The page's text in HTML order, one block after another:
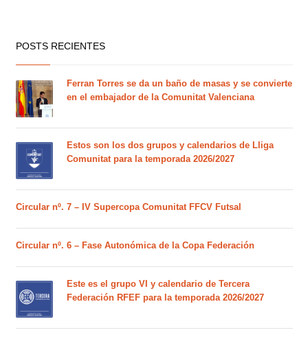
POSTS RECIENTES
Ferran Torres se da un baño de masas y se convierte
en el embajador de la Comunitat Valenciana
Estos son los dos grupos y calendarios de Lliga
Comunitat para la temporada 2026/2027
Circular nº. 7 – IV Supercopa Comunitat FFCV Futsal
Circular nº. 6 – Fase Autonómica de la Copa Federación
Este es el grupo VI y calendario de Tercera
Federación RFEF para la temporada 2026/2027